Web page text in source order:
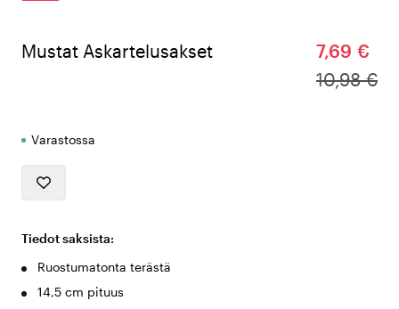
Mustat Askartelusakset
7,69 €
10,98 €
Varastossa
Tiedot saksista:
Ruostumatonta terästä
14,5 cm pituus